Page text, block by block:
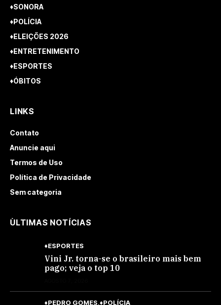
♦SONORA
♦POLÍCIA
♦ELEIÇÕES 2026
♦ENTRETENIMENTO
♦ESPORTES
♦ÓBITOS
LINKS
Contato
Anuncie aqui
Termos de Uso
Política de Privacidade
Sem categoria
ÙLTIMAS NOTÍCIAS
♦ESPORTES
Vini Jr. torna-se o brasileiro mais bem
pago; veja o top 10
♦PEDRO GOMES ♦POLÍCIA